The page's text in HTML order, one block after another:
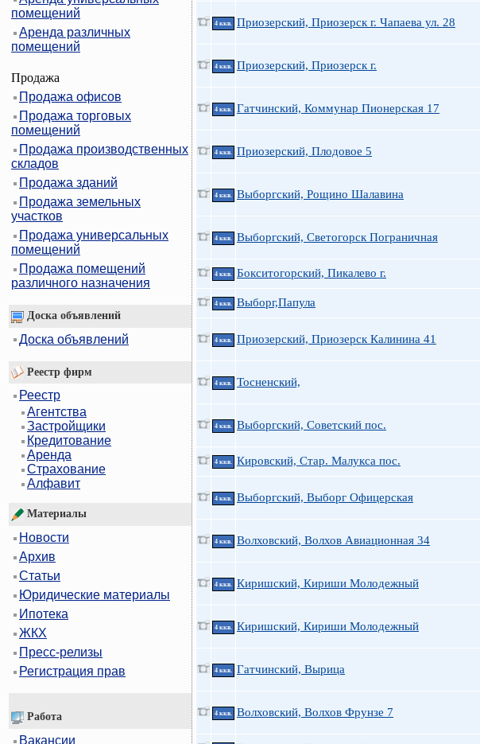
помещений
Аренда различных
помещений
Продажа
Продажа офисов
Продажа торговых
помещений
Продажа производственных
складов
Продажа зданий
Продажа земельных
участков
Продажа универсальных
помещений
Продажа помещений
различного назначения
Доска объявлений
Доска объявлений
Реестр фирм
Реестр
Агентства
Застройщики
Кредитование
Аренда
Страхование
Алфавит
Материалы
Новости
Архив
Статьи
Юридические материалы
Ипотека
ЖКХ
Пресс-релизы
Регистрация прав
Работа
Вакансии
4 ккв. Приозерский, Приозерск г. Чапаева ул. 28
4 ккв. Приозерский, Приозерск г.
4 ккв. Гатчинский, Коммунар Пионерская 17
4 ккв. Приозерский, Плодовое 5
4 ккв. Выборгский, Рощино Шалавина
4 ккв. Выборгский, Светогорск Пограничная
4 ккв. Бокситогорский, Пикалево г.
4 ккв. Выборг,Папула
4 ккв. Приозерский, Приозерск Калинина 41
4 ккв. Тосненский,
4 ккв. Выборгский, Советский пос.
4 ккв. Кировский, Стар. Малукса пос.
4 ккв. Выборгский, Выборг Офицерская
4 ккв. Волховский, Волхов Авиационная 34
4 ккв. Киришский, Кириши Молодежный
4 ккв. Киришский, Кириши Молодежный
4 ккв. Гатчинский, Вырица
4 ккв. Волховский, Волхов Фрунзе 7